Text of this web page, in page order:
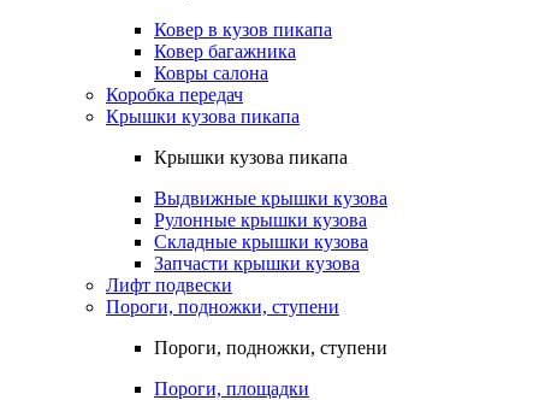
Ковер в кузов пикапа
Ковер багажника
Ковры салона
Коробка передач
Крышки кузова пикапа
Крышки кузова пикапа
Выдвижные крышки кузова
Рулонные крышки кузова
Складные крышки кузова
Запчасти крышки кузова
Лифт подвески
Пороги, подножки, ступени
Пороги, подножки, ступени
Пороги, площадки